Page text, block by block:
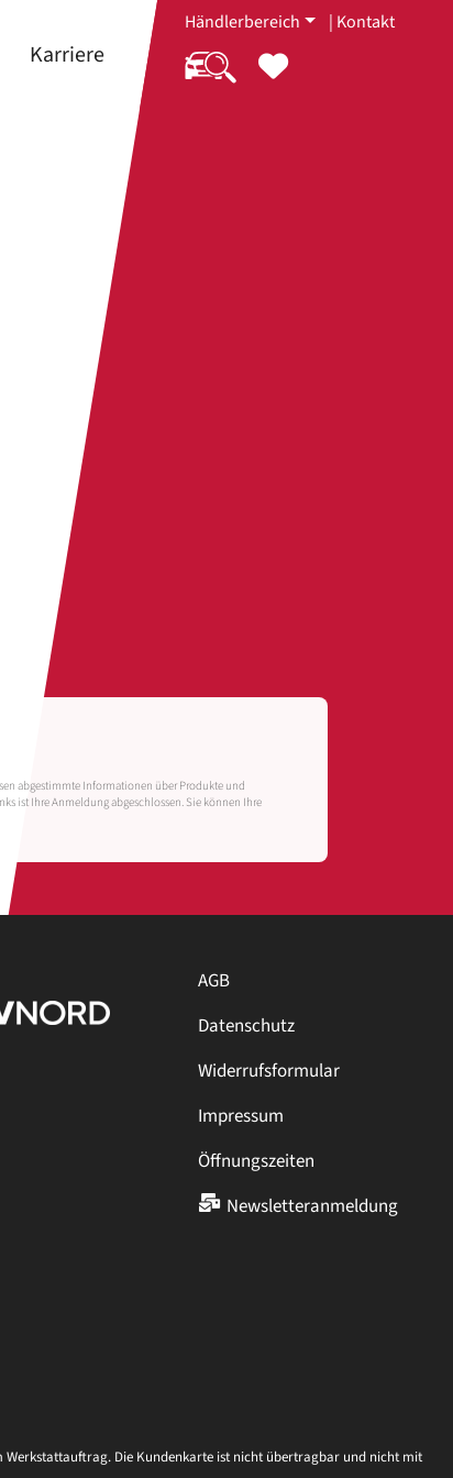
Karriere
Händlerbereich | Kontakt
abgestimmte Informationen über Produkte und
ist Ihre Anmeldung abgeschlossen. Sie können Ihre
AGB
Datenschutz
Widerrufsformular
Impressum
Öffnungszeiten
Newsletteranmeldung
Werkstattauftrag. Die Kundenkarte ist nicht übertragbar und nicht mit